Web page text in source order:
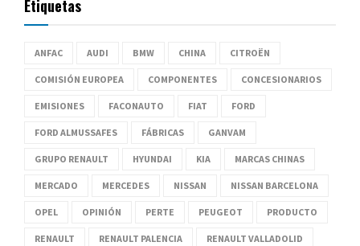
Etiquetas
ANFAC AUDI BMW CHINA CITROËN
COMISIÓN EUROPEA COMPONENTES CONCESIONARIOS
EMISIONES FACONAUTO FIAT FORD
FORD ALMUSSAFES FÁBRICAS GANVAM
GRUPO RENAULT HYUNDAI KIA MARCAS CHINAS
MERCADO MERCEDES NISSAN NISSAN BARCELONA
OPEL OPINIÓN PERTE PEUGEOT PRODUCTO
RENAULT RENAULT PALENCIA RENAULT VALLADOLID